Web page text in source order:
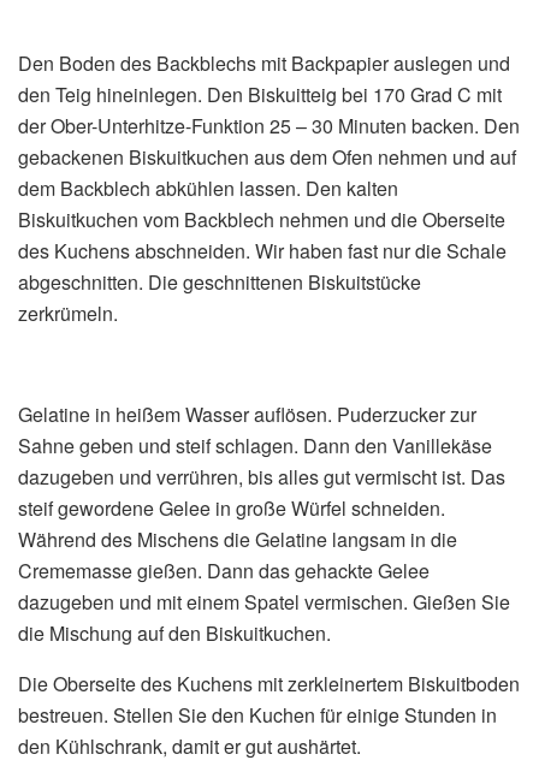
Den Boden des Backblechs mit Backpapier auslegen und
den Teig hineinlegen. Den Biskuitteig bei 170 Grad C mit
der Ober-Unterhitze-Funktion 25 – 30 Minuten backen. Den
gebackenen Biskuitkuchen aus dem Ofen nehmen und auf
dem Backblech abkühlen lassen. Den kalten
Biskuitkuchen vom Backblech nehmen und die Oberseite
des Kuchens abschneiden. Wir haben fast nur die Schale
abgeschnitten. Die geschnittenen Biskuitstücke
zerkrümeln.
Gelatine in heißem Wasser auflösen. Puderzucker zur
Sahne geben und steif schlagen. Dann den Vanillekäse
dazugeben und verrühren, bis alles gut vermischt ist. Das
steif gewordene Gelee in große Würfel schneiden.
Während des Mischens die Gelatine langsam in die
Crememasse gießen. Dann das gehackte Gelee
dazugeben und mit einem Spatel vermischen. Gießen Sie
die Mischung auf den Biskuitkuchen.
Die Oberseite des Kuchens mit zerkleinertem Biskuitboden
bestreuen. Stellen Sie den Kuchen für einige Stunden in
den Kühlschrank, damit er gut aushärtet.